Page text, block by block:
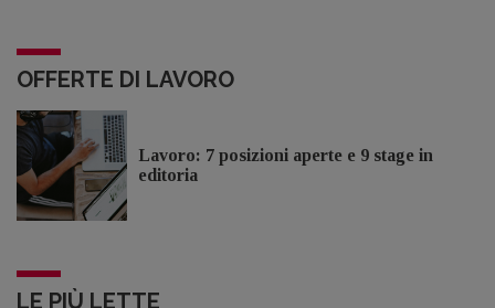
OFFERTE DI LAVORO
Lavoro: 7 posizioni aperte e 9 stage in
editoria
LE PIÙ LETTE